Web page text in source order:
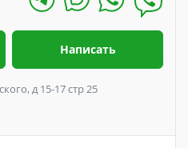
Написать
д 15-17 стр 25